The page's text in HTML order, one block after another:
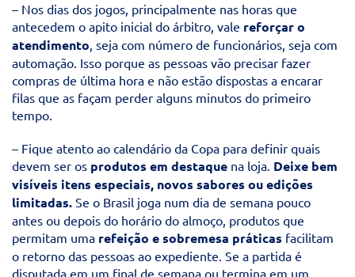
– Nos dias dos jogos, principalmente nas horas que
antecedem o apito inicial do árbitro, vale reforçar o
atendimento, seja com número de funcionários, seja com
automação. Isso porque as pessoas vão precisar fazer
compras de última hora e não estão dispostas a encarar
filas que as façam perder alguns minutos do primeiro
tempo.
– Fique atento ao calendário da Copa para definir quais
devem ser os produtos em destaque na loja. Deixe bem
visíveis itens especiais, novos sabores ou edições
limitadas. Se o Brasil joga num dia de semana pouco
antes ou depois do horário do almoço, produtos que
permitam uma refeição e sobremesa práticas facilitam
o retorno das pessoas ao expediente. Se a partida é
disputada em um final de semana ou termina em um